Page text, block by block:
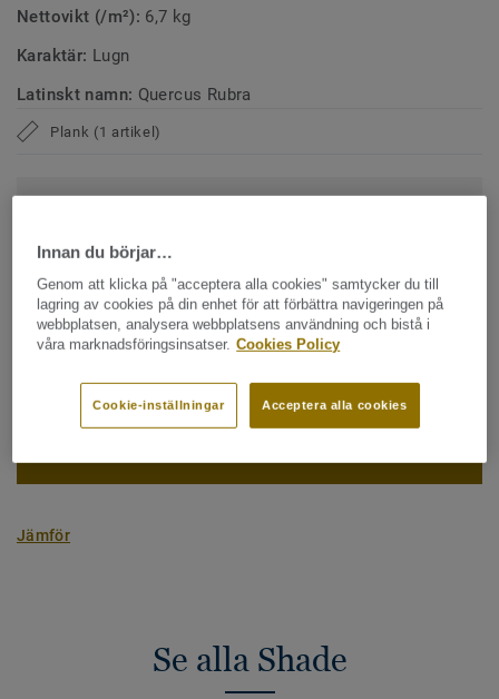
Nettovikt (/m²): 6,7 kg
Karaktär: Lugn
Latinskt namn: Quercus Rubra
Plank (1 artikel)
MITT PROJEKTS KLIMATAVTRYCK
Jämför
Se alla Shade
Innan du börjar…
Genom att klicka på "acceptera alla cookies" samtycker du till
lagring av cookies på din enhet för att förbättra navigeringen på
webbplatsen, analysera webbplatsens användning och bistå i
våra marknadsföringsinsatser. Cookies Policy
Acceptera alla cookies
Cookie-inställningar